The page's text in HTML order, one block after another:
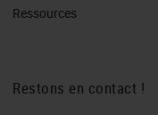
Ressources
Restons en contact !